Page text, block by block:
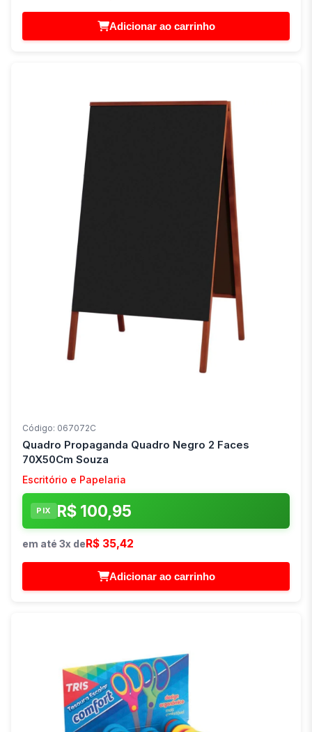
Adicionar ao carrinho
Código: 067072C
Quadro Propaganda Quadro Negro 2 Faces
70X50Cm Souza
Escritório e Papelaria
PIX R$ 100,95
em até 3x de R$ 35,42
Adicionar ao carrinho